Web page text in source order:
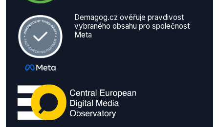
Demagog.cz ověřuje pravdivost
vybraného obsahu pro společnost
Meta